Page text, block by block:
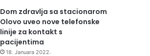
Dom zdravlja sa stacionarom
Olovo uveo nove telefonske
linije za kontakt s
pacijentima
18. Januara 2022.